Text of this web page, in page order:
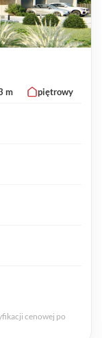
m piętrowy
cenowej po